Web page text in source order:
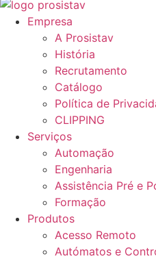
Empresa
A Prosistav
História
Recrutamento
Catálogo
Política de
CLIPPING
Serviços
Automação
Engenharia
Assistência Pré e
Formação
Produtos
Acesso Remoto
Autómatos e